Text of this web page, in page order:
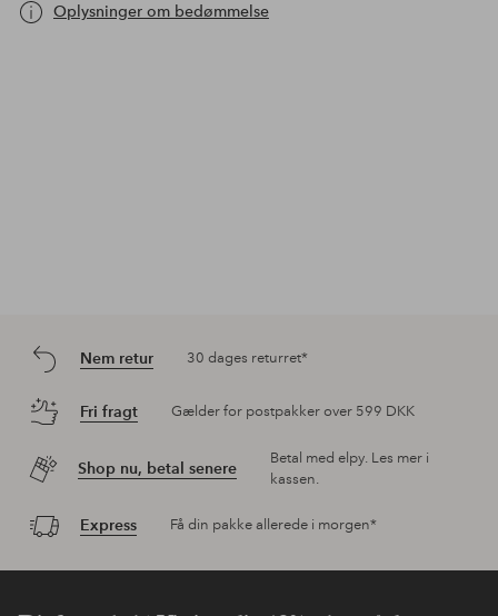
Oplysninger om bedømmelse
Nem retur 30 dages returret*
Fri fragt Gælder for postpakker over 599 DKK
Shop nu, betal senere
Betal med elpy. Les mer i
kassen.
Express Få din pakke allerede i morgen*